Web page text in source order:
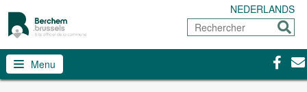
NEDERLANDS
Rechercher
Menu